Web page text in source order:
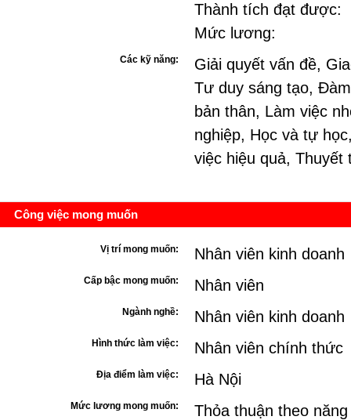
Thành tích đạt được:
Mức lương:
Các kỹ năng:
Giải quyết vấn đề,
Tư duy sáng tạo,
bản thân, Làm việc
nghiệp, Học và tự
việc hiệu quả, Thuyết
Công việc mong muốn
Vị trí mong muốn: Nhân viên kinh doanh
Cấp bậc mong muốn: Nhân viên
Ngành nghề: Nhân viên kinh doanh
Hình thức làm việc: Nhân viên chính thức
Địa điểm làm việc: Hà Nội
Mức lương mong muốn: Thỏa thuận theo